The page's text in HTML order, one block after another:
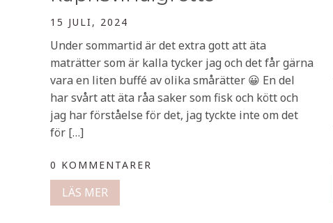
15 JULI, 2024
Under sommartid är det extra gott att äta
maträtter som är kalla tycker jag och det får gärna
vara en liten buffé av olika smårätter 😀 En del
har svårt att äta råa saker som fisk och kött och
jag har förståelse för det, jag tyckte inte om det
för […]
0 KOMMENTARER
LÄS MER